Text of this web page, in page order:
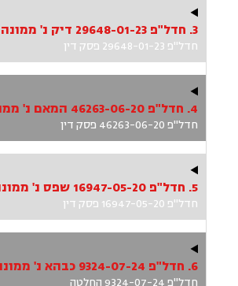
3. חדל"פ 29648-01-23 דיק נ' ממונה על חדלות פירעון – מחוז חיפה והצפון ואח'
חדל"פ 29648-01-23 פסק דין
4. חדל"פ 46263-06-20 המאם נ' ממונה על חדלות פירעון – מחוז חיפה והצפון ואח'
חדל"פ 46263-06-20 פסק דין
5. חדל"פ 16947-05-20 שפס נ' ממונה על חדלות פירעון – מחוז חיפה והצפון ואח'
חדל"פ 16947-05-20 פסק דין
6. חדל"פ 9324-07-24 כבהא נ' ממונה על חדלות פירעון – מחוז חיפה והצפון